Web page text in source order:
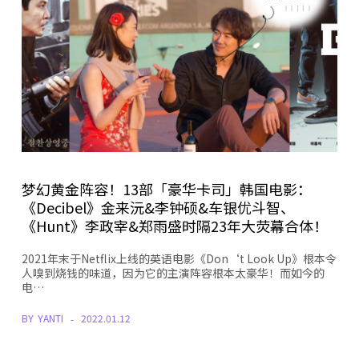
梦幻黄金阵容！13部「豪华卡司」韩国电影：
《Decibel》金来沅&李钟硕&车银优斗智、
《Hunt》李政宰&郑雨盛时隔23年大荧幕合体！
2021年末于Netflix上线的英语电影《Don‘t Look Up》根本令
人嗅到烧钱的味道，因为它的主演阵容根本太豪华！而如今的
电…
BY YANTI 2022.01.12